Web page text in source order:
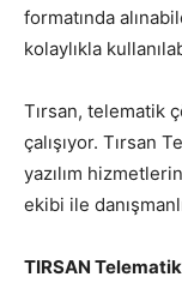
formatında
kolaylıkla
Tırsan, telematik
çalışıyor. Tırsan
yazılım
ekibi ile
TIRSAN